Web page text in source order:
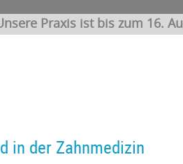
Praxis ist bis zum 16.
in der Zahnmedizin